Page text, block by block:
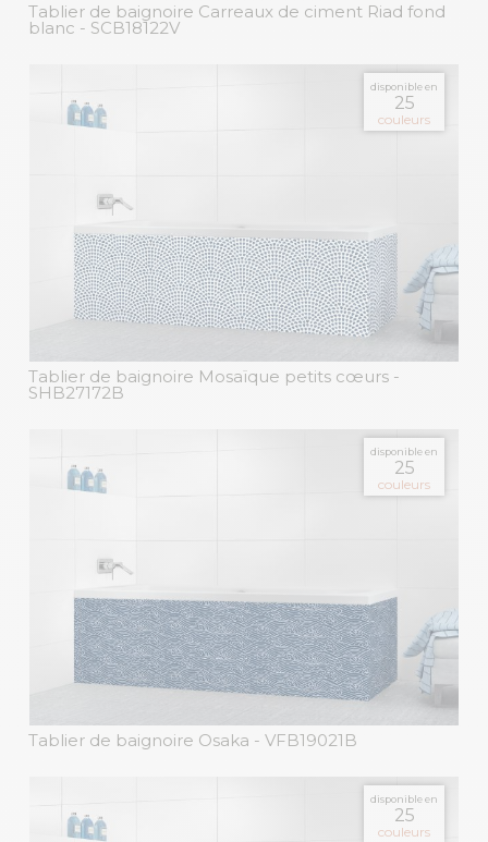
Tablier de baignoire Carreaux de ciment Riad fond
blanc - SCB18122V
disponible en
25
couleurs
Tablier de baignoire Mosaïque petits cœurs -
SHB27172B
disponible en
25
couleurs
Tablier de baignoire Osaka - VFB19021B
disponible en
25
couleurs